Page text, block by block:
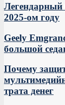
Легендарный
2025-ом году
Geely
большой
Почему
трата денег